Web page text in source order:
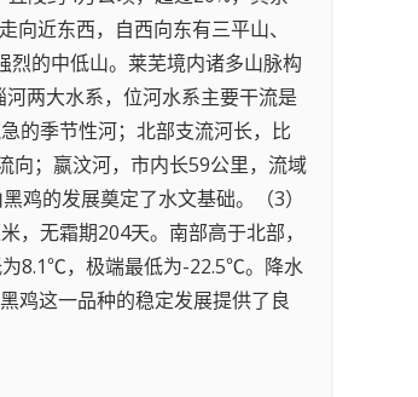
近东西，自西向东有三平山、
烈的中低山。莱芜境内诸多山脉构
两大水系，位河水系主要干流是
的季节性河；北部支流河长，比
向；嬴汶河，市内长59公里，流域
鸡的发展奠定了水文基础。（3）
无霜期204天。南部高于北部，
8.1℃，极端最低为-22.5℃。降水
鸡这一品种的稳定发展提供了良